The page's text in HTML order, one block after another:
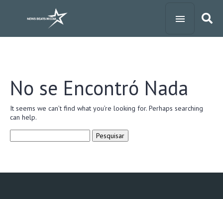
No se Encontró Nada
It seems we can’t find what you’re looking for. Perhaps searching
can help.